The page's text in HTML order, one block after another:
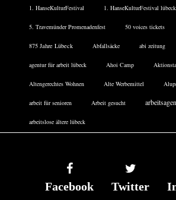
1. HanseKulturFestival 1. HanseKulturFestival lübeck
5. Travemünder Promenadenfest 50 voices tickets
875 Jahre Lübeck Abfallsäcke abi zeitung
agentur für arbeit lübeck Ahoi Camp
Altengerechtes Wohnen Alte Werbemittel
arbeit für senioren Arbeit gesucht
arbeitslose ältere lübeck
Facebook Twitter